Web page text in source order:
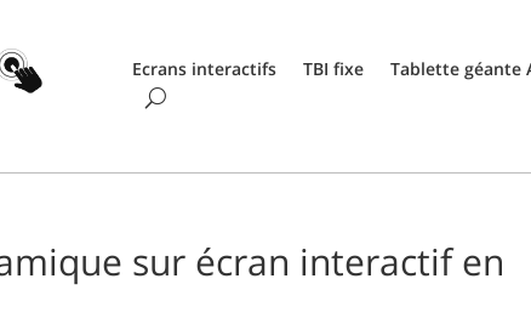
Ecrans interactifs TBI fixe Tablette géante
sur écran interactif en